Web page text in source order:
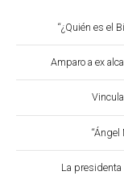
“¿Quién es el
Amparo a ex
“Ángel
La